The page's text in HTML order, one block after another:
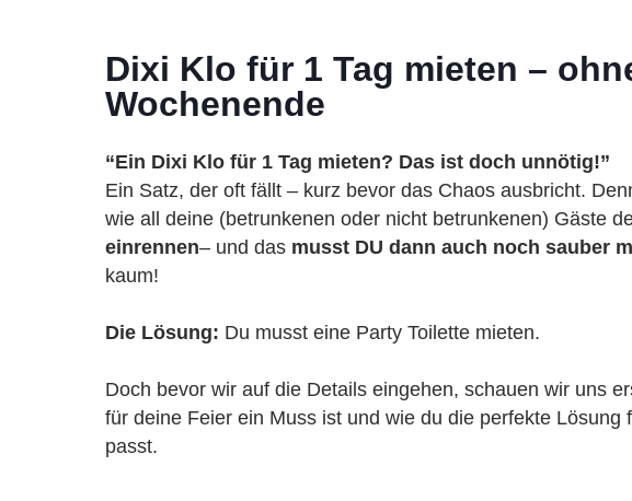
Dixi Klo für 1 Tag mieten –
Wochenende
“Ein Dixi Klo für 1 Tag mieten? Das ist doch unnötig!”
Ein Satz, der oft fällt – kurz bevor das Chaos ausbricht.
wie all deine (betrunkenen oder nicht betrunkenen) Gäste
einrennen– und das musst DU dann auch noch sauber
kaum!
Die Lösung: Du musst eine Party Toilette mieten.
Doch bevor wir auf die Details eingehen, schauen wir uns
für deine Feier ein Muss ist und wie du die perfekte Lösung
passt.